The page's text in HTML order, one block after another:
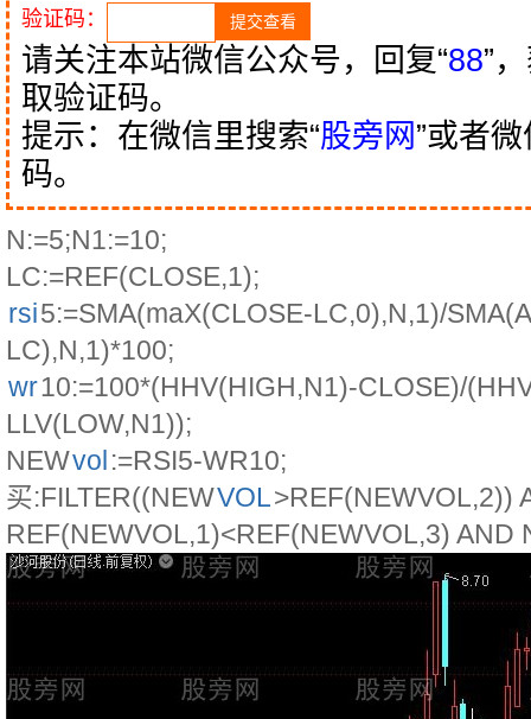
验证码：
请关注本站微信公众号，回复“88”
取验证码。
提示：在微信里搜索“股旁网 ”或者
码。
N:=5;N1:=10;
LC:=REF(CLOSE,1);
rsi5:=SMA(maX(CLOSE-LC,0),N,1)/SMA(A
LC),N,1)*100;
wr10:=100*(HHV(HIGH,N1)-CLOSE)/
LLV(LOW,N1));
NEWvol:=RSI5-WR10;
买:FILTER((NEWVOL>REF(NEWVOL,2))
REF(NEWVOL,1)<REF(NEWVOL,3) AND